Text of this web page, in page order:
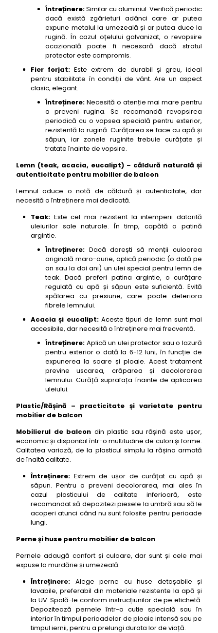
Întreținere:Similar cu aluminiul. Verifică periodic
dacă există zgârieturi adânci care ar putea
expune metalul la umezeală și ar putea duce la
rugină. În cazul oțelului galvanizat, o revopsire
ocazională poate fi necesară dacă stratul
protector este compromis.
Fier forjat: Este extrem de durabil și greu, ideal
pentru stabilitate în condiții de vânt. Are un aspect
clasic, elegant.
Întreținere: Necesită o atenție mai mare pentru
a preveni rugina. Se recomandă revopsirea
periodică cu o vopsea specială pentru exterior,
rezistentă la rugină. Curățarea se face cu apă și
săpun, iar zonele ruginite trebuie curățate și
tratate înainte de vopsire.
Lemn (teak, acacia, eucalipt) – căldură naturală și
autenticitate pentru mobilier de balcon
Lemnul aduce o notă de căldură și autenticitate, dar
necesită o întreținere mai dedicată.
Teak: Este cel mai rezistent la intemperii datorită
uleiurilor sale naturale. În timp, capătă o patină
argintie.
Întreținere: Dacă dorești să menții culoarea
originală maro-aurie, aplică periodic (o dată pe
an sau la doi ani) un ulei special pentru lemn de
teak. Dacă preferi patina argintie, o curățare
regulată cu apă și săpun este suficientă. Evită
spălarea cu presiune, care poate deteriora
fibrele lemnului.
Acacia și eucalipt:Aceste tipuri de lemn sunt mai
accesibile, dar necesită o întreținere mai frecventă.
Întreținere: Aplică un ulei protector sau o lazură
pentru exterior o dată la 6-12 luni, în funcție de
expunerea la soare și ploaie. Acest tratament
previne uscarea, crăparea și decolorarea
lemnului. Curăță suprafața înainte de aplicarea
uleiului.
Plastic/Rășină – practicitate și varietate pentru
mobilier de balcon
Mobilierul de balcon din plastic sau rășină este ușor,
economic și disponibil într-o multitudine de culori și forme.
Calitatea variază, de la plasticul simplu la rășina armată
de înaltă calitate.
Întreținere: Extrem de ușor de curățat cu apă și
săpun. Pentru a preveni decolorarea, mai ales în
cazul plasticului de calitate inferioară, este
recomandat să depozitezi piesele la umbră sau să le
acoperi atunci când nu sunt folosite pentru perioade
lungi.
Perne și huse pentru mobilier de balcon
Pernele adaugă confort și culoare, dar sunt și cele mai
expuse la murdărie și umezeală.
Întreținere: Alege perne cu huse detașabile și
lavabile, preferabil din materiale rezistente la apă și
la UV. Spală-le conform instrucțiunilor de pe etichetă.
Depozitează pernele într-o cutie specială sau în
interior în timpul perioadelor de ploaie intensă sau pe
timpul iernii, pentru a prelungi durata lor de viață.